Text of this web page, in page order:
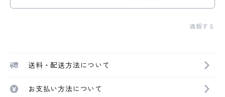
通報する
送料・配送方法について
お支払い方法について